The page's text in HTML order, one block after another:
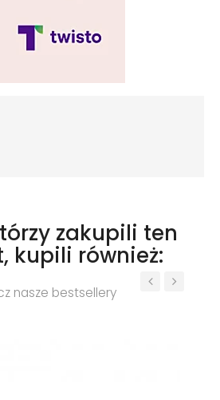
zakupili ten
kupili również:
nasze bestsellery